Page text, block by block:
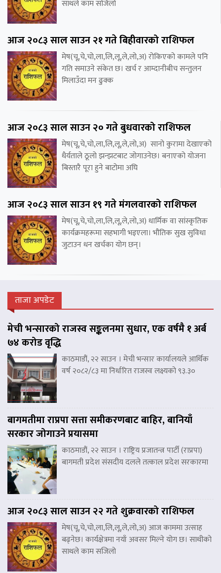
साथले काम सजिलो
आज २०८३ साल साउन २१ गते बिहीवारको राशिफल
मेष(चू,चे,चो,ला,लि,लू,ले,लो,अ) रोकिएको कामले पनि
गति समाउने संकेत छ। खर्च र आम्दानीबीच सन्तुलन
मिलाउँदा मन ढुक्क
आज २०८३ साल साउन २० गते बुधवारको राशिफल
मेष(चू,चे,चो,ला,लि,लू,ले,लो,अ) सानो कुरामा देखाएको
धैर्यताले ठूलो झन्झटबाट जोगाउनेछ। बनाएको योजना
बिस्तारै पूरा हुने बाटोमा अघि
आज २०८३ साल साउन १९ गते मंगलवारको राशिफल
मेष(चू,चे,चो,ला,लि,लू,ले,लो,अ) धार्मिक वा सांस्कृतिक
कार्यक्रमहरूमा सहभागी भइएला। भौतिक सुख सुविधा
जुटाउन धन खर्चका योग छन्।
ताजा अपडेट
मेची भन्सारको राजस्व सङ्कलनमा सुधार, एक वर्षमै १ अर्ब
७४ करोड वृद्धि
काठमाडौं, २२ साउन । मेची भन्सार कार्यालयले आर्थिक
वर्ष २०८२/८३ मा निर्धारित राजस्व लक्ष्यको ९३.३०
बागमतीमा राप्रपा सत्ता समीकरणबाट बाहिर, बानियाँ
सरकार जोगाउने प्रयासमा
काठमाडौं, २२ साउन । राष्ट्रिय प्रजातन्त्र पार्टी (राप्रपा)
बागमती प्रदेश संसदीय दलले तत्काल प्रदेश सरकारमा
आज २०८३ साल साउन २२ गते शुक्रवारको राशिफल
मेष(चू,चे,चो,ला,लि,लू,ले,लो,अ) आज काममा उत्साह
बढ्नेछ। कार्यक्षेत्रमा नयाँ अवसर मिल्ने योग छ। साथीको
साथले काम सजिलो